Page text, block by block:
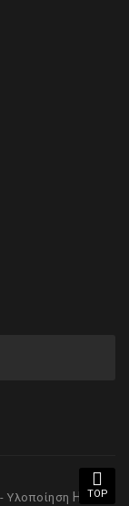
Υλοποίηση Hyper
TOP